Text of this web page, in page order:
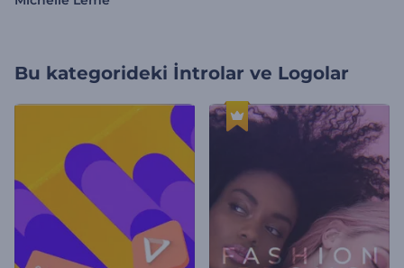
Bu kategorideki İntrolar ve Logolar